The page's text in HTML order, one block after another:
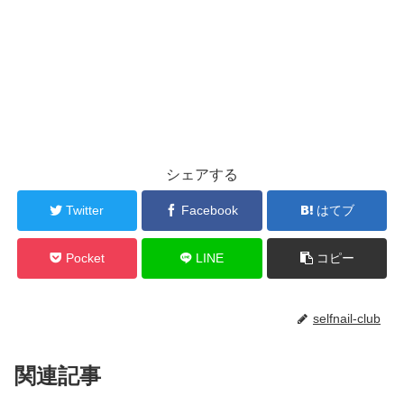
シェアする
Twitter Facebook はてブ
Pocket LINE コピー
selfnail-club
関連記事